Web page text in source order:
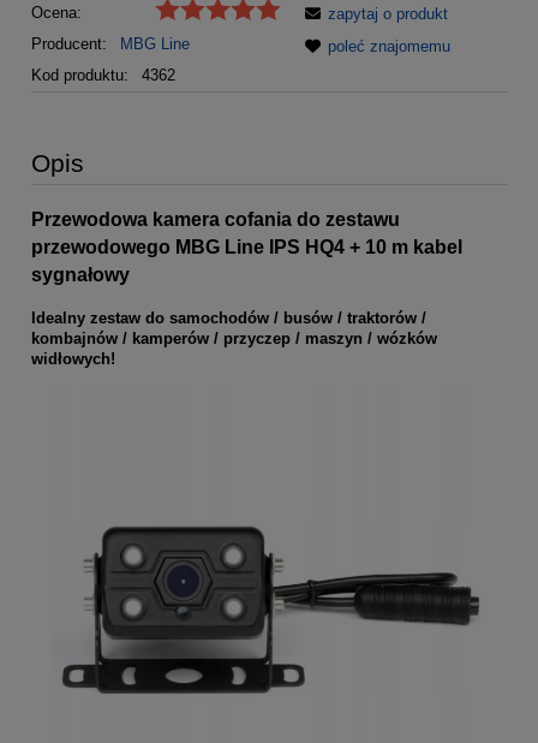
Ocena:
Producent:
MBG Line
Kod produktu:
4362
zapytaj o produkt
poleć znajomemu
Opis
Przewodowa kamera cofania do zestawu
przewodowego MBG Line IPS HQ4 + 10 m kabel
sygnałowy
Idealny zestaw do samochodów / busów / traktorów /
kombajnów / kamperów / przyczep / maszyn / wózków
widłowych!